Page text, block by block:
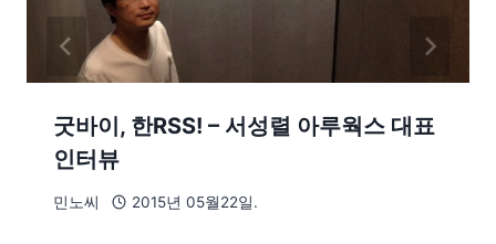
굿바이, 한RSS! – 서성렬 아루웍스 대표
인터뷰
민노씨 2015년 05월22일.